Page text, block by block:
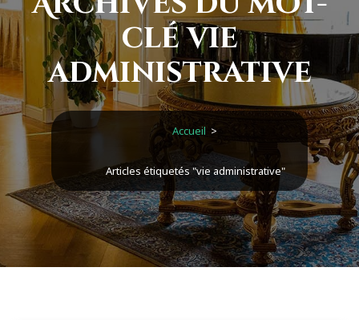
clé vie
administrative
Accueil >
Articles étiquetés "vie administrative"